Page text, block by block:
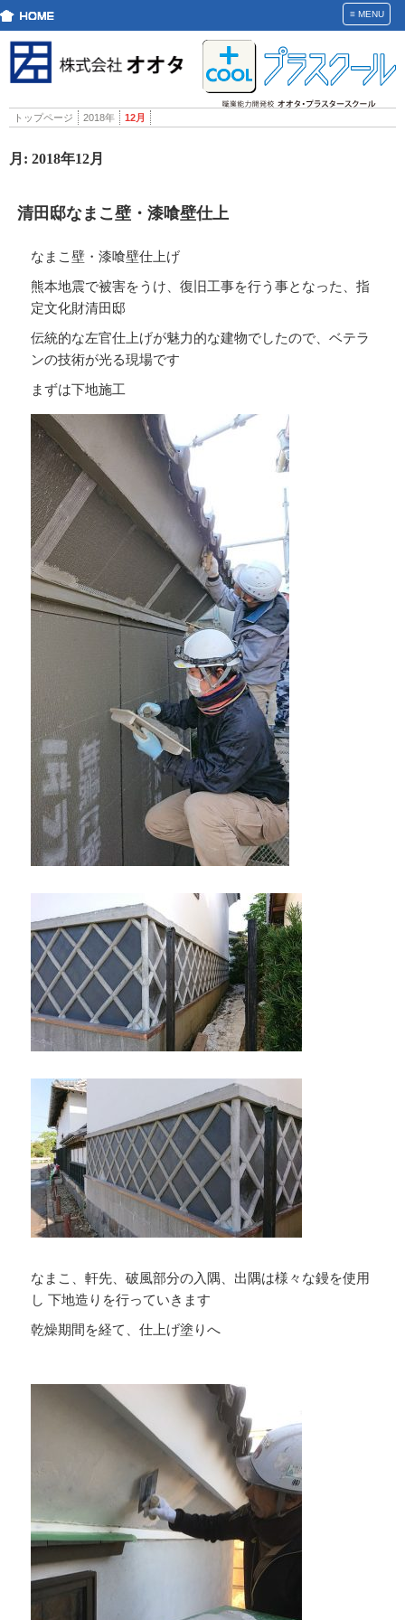
≡MENU
トップページ 2018年 12月
月: 2018年12月
清田邸なまこ壁・漆喰壁仕上
なまこ壁・漆喰壁仕上げ
熊本地震で被害をうけ、復旧工事を行う事となった、指
定文化財清田邸
伝統的な左官仕上げが魅力的な建物でしたので、ベテラ
ンの技術が光る現場です
まずは下地施工
なまこ、軒先、破風部分の入隅、出隅は様々な鏝を使用
し 下地造りを行っていきます
乾燥期間を経て、仕上げ塗りへ